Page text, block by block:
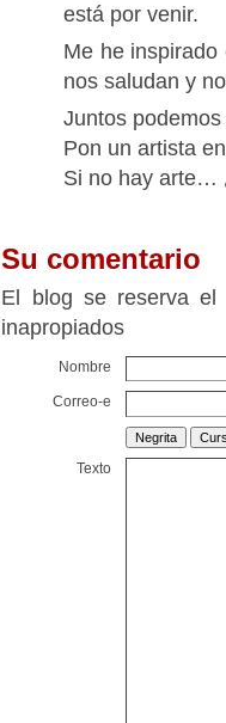
está por venir.
Me he
nos saludan y
Juntos
Pon un artista
Si no hay arte…
Su comentario
El blog se reserva el
inapropiados
Nombre
Correo-e
Texto